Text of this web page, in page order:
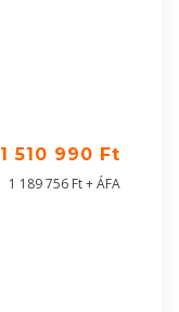
1 510 990 Ft
1 189 756 Ft + ÁFA